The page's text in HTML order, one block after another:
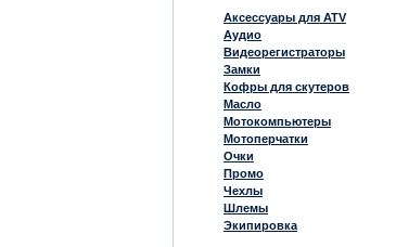
Аксессуары для ATV
Аудио
Видеорегистраторы
Замки
Кофры для скутеров
Масло
Мотокомпьютеры
Мотоперчатки
Очки
Промо
Чехлы
Шлемы
Экипировка